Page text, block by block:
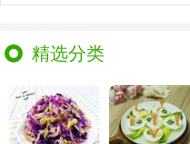
精选分类